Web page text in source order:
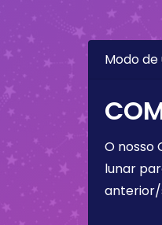
Modo
O nosso
lunar
anterior/